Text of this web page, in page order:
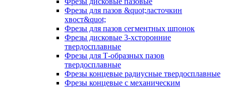
Фрезы для пазов &quot;ласточкин
хвост&quot;
Фрезы для пазов сегментных шпонок
Фрезы дисковые 3-хсторонние
твердосплавные
Фрезы для Т-образных пазов
твердосплавные
Фрезы концевые радиусные твердосплавные
Фрезы концевые с механическим